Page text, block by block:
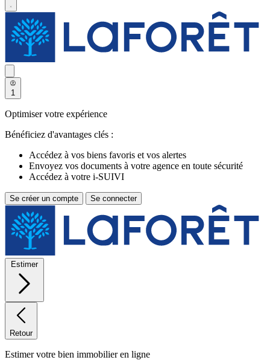
1
Optimiser votre expérience
Bénéficiez d'avantages clés :
Accédez à vos biens favoris et vos alertes
Envoyez vos documents à votre agence en toute sécurité
Accédez à votre i-SUIVI
Se créer un compte Se connecter
Estimer
Retour
Estimer votre bien immobilier en ligne